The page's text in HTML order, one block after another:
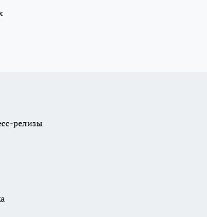
релизы